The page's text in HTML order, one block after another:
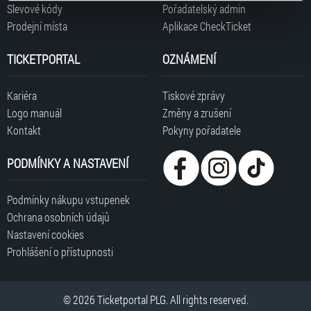
typy cookies používáme, naleznete níže. Možnosti
zpracování upravíte zaškrtnutím příslušné varianty. Svoji
„Cookies a jejich nastavení“.
Slevové kódy
Prodejní místa
Pořadatelský admin
Aplikace CheckTicket
TICKETPORTAL
Kariéra
Logo manuál
Kontakt
OZNÁMENÍ
Tiskové zprávy
Změny a zrušení
Pokyny pořadatele
PODMÍNKY A NASTAVENÍ
Podmínky nákupu vstupenek
Ochrana osobních údajů
Nastavení cookies
Prohlášení o přístupnosti
© 2026 Ticketportal PLG. All rights reserved.